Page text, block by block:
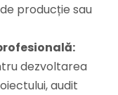
producție sau
dezvoltarea
audit